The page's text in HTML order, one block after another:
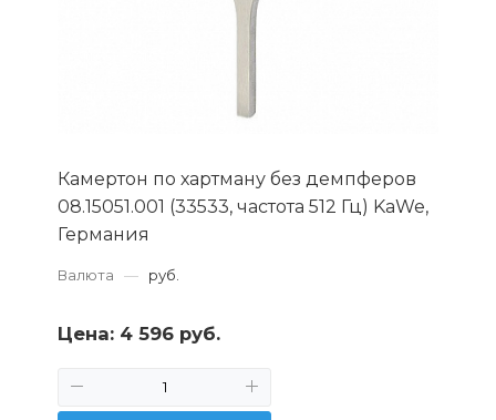
Камертон по хартману без демпферов
08.15051.001 (33533, частота 512 Гц) KaWe,
Германия
Валюта — руб.
Цена: 4 596 руб.